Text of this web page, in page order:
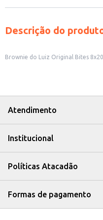
Descrição do
Brownie do Luiz Original Bites
Atendimento
Institucional
Políticas Atacadão
Formas de pagamento